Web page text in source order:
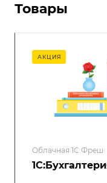
Товары
АКЦИЯ
Облачная 1С:Фреш